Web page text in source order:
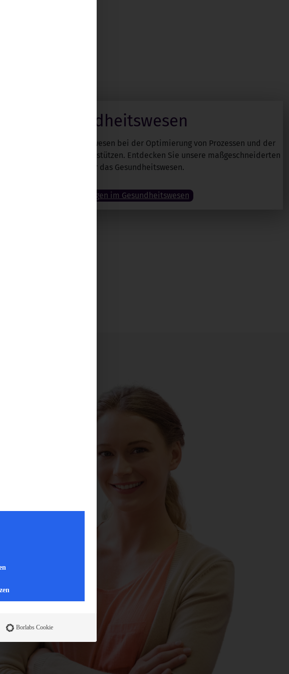
Gesundheitswesen
wie wir im Gesundheitswesen bei der Optimierung von Prozessen und der
effektiver Strategien unterstützen. Entdecken Sie unsere maßgeschneiderten
Lösungen für das Gesundheitswesen.
Unsere Lösungen im Gesundheitswesen
Borlabs Cookie